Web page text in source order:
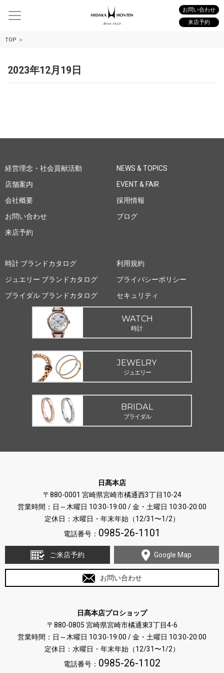
お問い合わせ
来店予約
TOP
2023年12月19日
経営理念・社会貢献活動
店舗案内
会社概要
お問い合わせ
来店予約
NEWS & TOPICS
EVENT & FAIR
採用情報
ブログ
時計 ブランドカタログ
ジュエリー ブランドカタログ
ブライダル ブランドカタログ
利用規約
プライバシーポリシー
セキュリティ
WATCH
時計
JEWELRY
ジュエリー
BRIDAL
ブライダル
日髙本店
〒880-0001 宮崎県宮崎市橘通西3丁目10-24
営業時間：日～木曜日 10:30-19:00 / 金・土曜日 10:30-20:00
定休日：水曜日・年末年始（12/31〜1/2）
電話番号： 0985-26-1101
ご来店予約 Google Map
お問い合わせ
日髙本店プロショップ
〒880-0805 宮崎県宮崎市橘通東3丁目4-6
営業時間：日～木曜日 10:30-19:00 / 金・土曜日 10:30-20:00
定休日：水曜日・年末年始（12/31〜1/2）
電話番号： 0985-26-1102